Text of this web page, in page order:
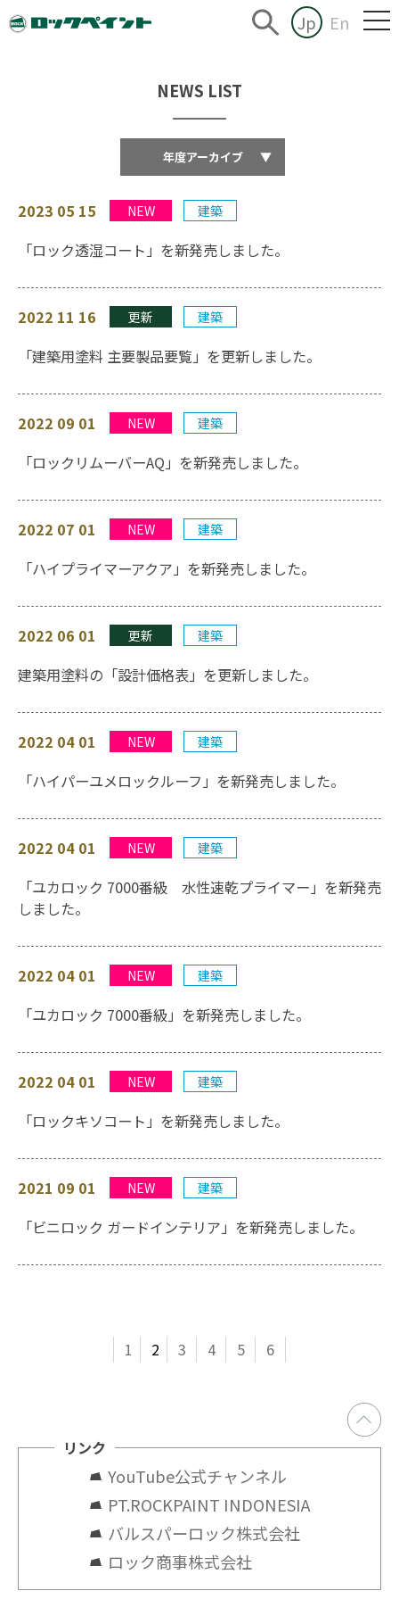
Jp En
NEWS LIST
年度アーカイブ ▼
2023 05 15 NEW 建築
「ロック透湿コート」を新発売しました。
2022 11 16 更新 建築
「建築用塗料 主要製品要覧」を更新しました。
2022 09 01 NEW 建築
「ロックリムーバーAQ」を新発売しました。
2022 07 01 NEW 建築
「ハイプライマーアクア」を新発売しました。
2022 06 01 更新 建築
建築用塗料の「設計価格表」を更新しました。
2022 04 01 NEW 建築
「ハイパーユメロックルーフ」を新発売しました。
2022 04 01 NEW 建築
「ユカロック 7000番級 水性速乾プライマー」を新発売
しました。
2022 04 01 NEW 建築
「ユカロック 7000番級」を新発売しました。
2022 04 01 NEW 建築
「ロックキソコート」を新発売しました。
2021 09 01 NEW 建築
「ビニロック ガードインテリア」を新発売しました。
1 2 3 4 5 6
リンク
YouTube公式チャンネル
PT.ROCKPAINT INDONESIA
バルスパーロック株式会社
ロック商事株式会社